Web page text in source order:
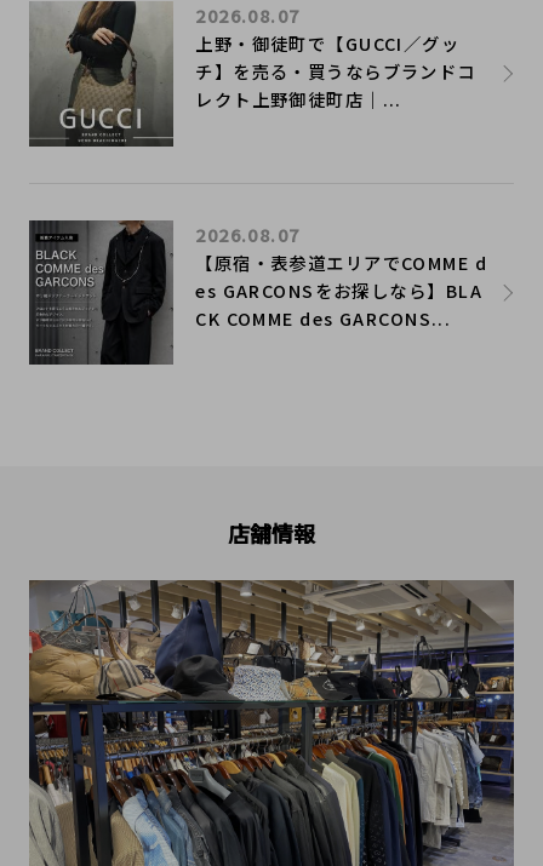
上野・御徒町で【GUCCI／グッ
チ】を売る・買うならブランドコ
レクト上野御徒町店｜...
2026.08.07
【原宿・表参道エリアでCOMME d
es GARCONSをお探しなら】BLA
CK COMME des GARCONS...
2026.08.07
店舗情報